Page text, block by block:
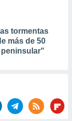
tormentas
más de 50
peninsular"